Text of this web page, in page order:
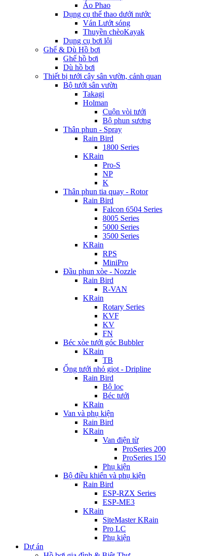
Áo Phao
Dụng cụ thể thao dưới nước
Ván Lướt sóng
Thuyền chèoKayak
Dụng cụ bơi lội
Ghế & Dù Hồ bơi
Ghế hồ bơi
Dù hồ bơi
Thiết bị tưới cây sân vườn, cảnh quan
Bộ tưới sân vườn
Takagi
Holman
Cuộn vòi tưới
Bộ phun sương
Thân phun - Spray
Rain Bird
1800 Series
KRain
Pro-S
NP
K
Thân phun tia quay - Rotor
Rain Bird
Falcon 6504 Series
8005 Series
5000 Series
3500 Series
KRain
RPS
MiniPro
Đầu phun xòe - Nozzle
Rain Bird
R-VAN
KRain
Rotary Series
KVF
KV
FN
Béc xòe tưới góc Bubbler
KRain
TB
Ống tưới nhỏ giọt - Dripline
Rain Bird
Bộ lọc
Béc tưới
KRain
Van và phụ kiện
Rain Bird
KRain
Van điện từ
ProSeries 200
ProSeries 150
Phụ kiện
Bộ điều khiển và phụ kiện
Rain Bird
ESP-RZX Series
ESP-ME3
KRain
SiteMaster KRain
Pro LC
Phụ kiện
Dự án